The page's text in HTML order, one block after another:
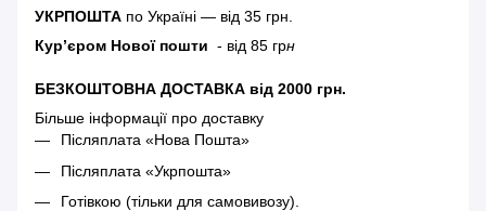
УКРПОШТА по Україні — від 35 грн.
Кур’єром Нової пошти - від 85 грн
БЕЗКОШТОВНА ДОСТАВКА від 2000 грн.
Більше інформації про доставку
Післяплата «Нова Пошта»
Післяплата «Укрпошта»
Готівкою (тільки для самовивозу).